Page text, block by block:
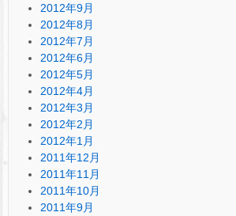
2012年9月
2012年8月
2012年7月
2012年6月
2012年5月
2012年4月
2012年3月
2012年2月
2012年1月
2011年12月
2011年11月
2011年10月
2011年9月